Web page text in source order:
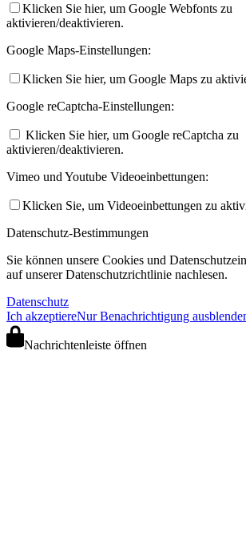
Klicken Sie hier, um Google Webfonts zu
aktivieren/deaktivieren.
Google Maps-Einstellungen:
Klicken Sie hier, um Google Maps zu
Google reCaptcha-Einstellungen:
Klicken Sie hier, um Google reCaptcha zu
aktivieren/deaktivieren.
Vimeo und Youtube Videoeinbettungen:
Klicken Sie, um Videoeinbettungen zu
Datenschutz-Bestimmungen
Sie können unsere Cookies und
auf unserer Datenschutzrichtlinie nachlesen.
Datenschutz
Ich akzeptiereNur Benachrichtigung
Nachrichtenleiste öffnen